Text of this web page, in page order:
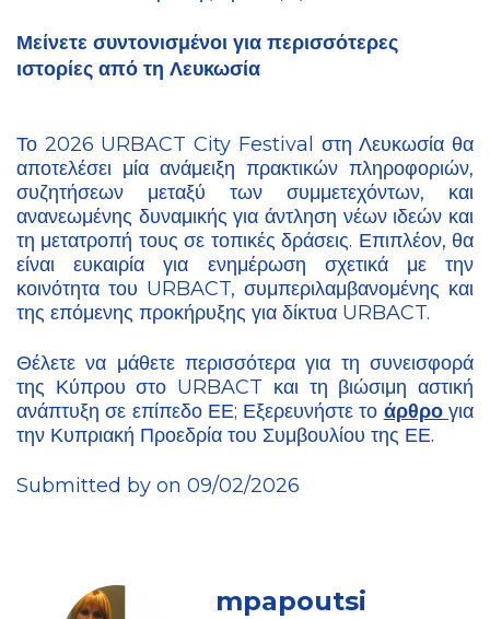
Μείνετε συντονισμένοι για περισσότερες
ιστορίες από τη Λευκωσία
Το 2026 URBACT City Festival στη Λευκωσία θα
αποτελέσει μία ανάμειξη πρακτικών πληροφοριών,
συζητήσεων μεταξύ των συμμετεχόντων, και
ανανεωμένης δυναμικής για άντληση νέων ιδεών και
τη μετατροπή τους σε τοπικές δράσεις. Επιπλέον, θα
είναι ευκαιρία για ενημέρωση σχετικά με την
κοινότητα του URBACT, συμπεριλαμβανομένης και
της επόμενης προκήρυξης για δίκτυα URBACT.
Θέλετε να μάθετε περισσότερα για τη συνεισφορά
της Κύπρου στο URBACT και τη βιώσιμη αστική
ανάπτυξη σε επίπεδο ΕΕ; Εξερευνήστε το άρθρογια
την Κυπριακή Προεδρία του Συμβουλίου της ΕΕ.
Submitted by on 09/02/2026
mpapoutsi